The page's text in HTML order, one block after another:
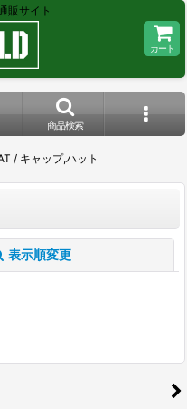
販サイト
カート
商品検索
/ キャップ,ハット
表示順変更